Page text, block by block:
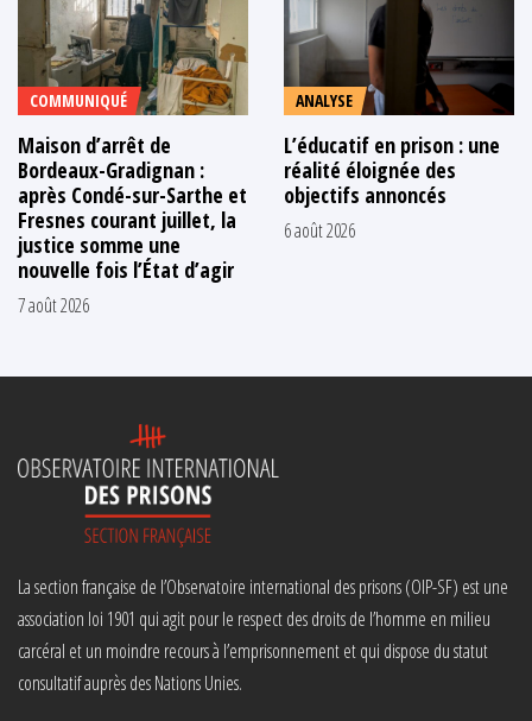
COMMUNIQUÉ
Maison d’arrêt de
Bordeaux-Gradignan :
après Condé-sur-Sarthe et
Fresnes courant juillet, la
justice somme une
nouvelle fois l’État d’agir
7 août 2026
ANALYSE
L’éducatif en prison : une
réalité éloignée des
objectifs annoncés
6 août 2026
La section française de l’Observatoire international des prisons (OIP-SF) est une
association loi 1901 qui agit pour le respect des droits de l’homme en milieu
carcéral et un moindre recours à l’emprisonnement et qui dispose du statut
consultatif auprès des Nations Unies.